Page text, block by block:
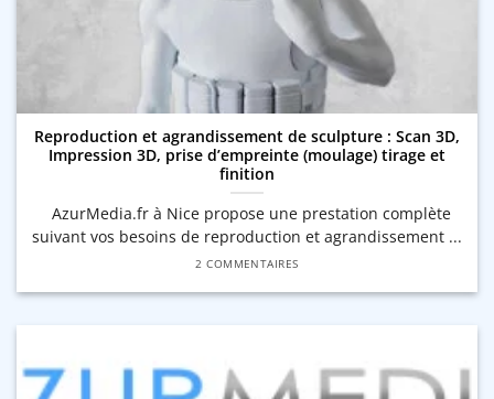
Reproduction et agrandissement de sculpture : Scan 3D,
Impression 3D, prise d’empreinte (moulage) tirage et
finition
AzurMedia.fr à Nice propose une prestation complète
suivant vos besoins de reproduction et agrandissement ...
2 COMMENTAIRES